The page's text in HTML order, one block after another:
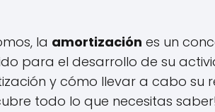
la amortización es un
para el desarrollo de su
y cómo llevar a cabo su
todo lo que necesitas saber!